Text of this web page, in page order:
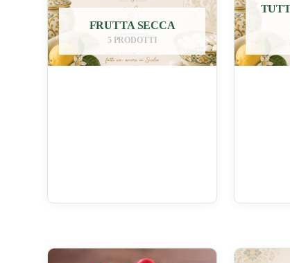
FRUTTA SECCA
5 PRODOTTI